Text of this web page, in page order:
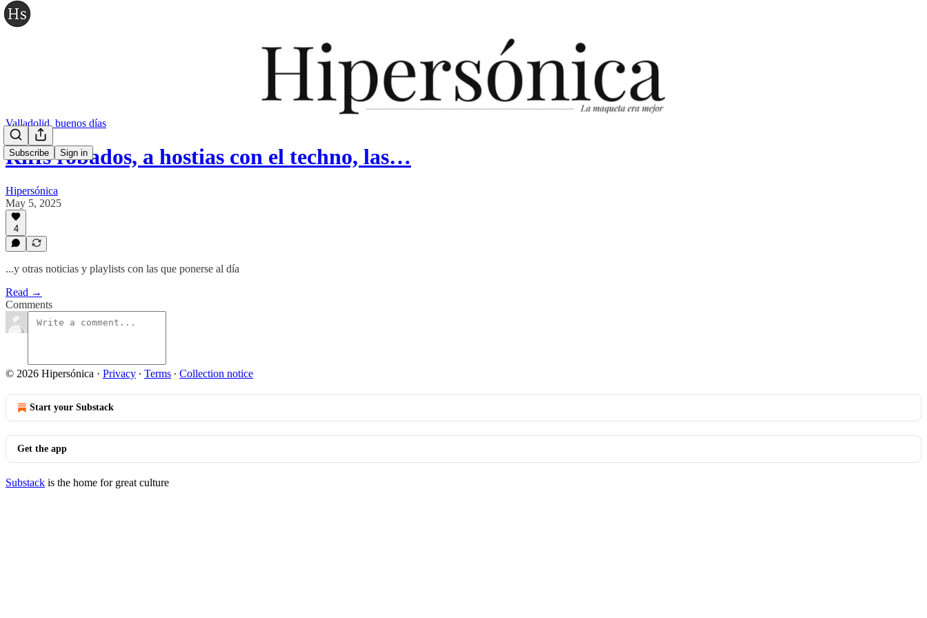
Subscribe Sign in
Valladolid, buenos días
Riffs robados, a hostias con el techno, las…
Hipersónica
May 5, 2025
4
...y otras noticias y playlists con las que ponerse al día
Read →
Comments
© 2026 Hipersónica · Privacy ∙ Terms ∙ Collection notice
Start your Substack
Get the app
Substack is the home for great culture